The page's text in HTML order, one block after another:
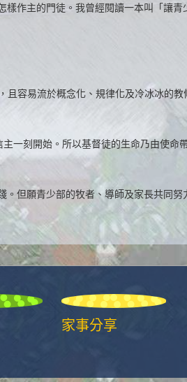
樣作主的門徒。我曾經閱讀一本叫「讓青
且容易流於概念化、規律化及冷冰冰的教
一刻開始。所以基督徒的生命乃由使命
。但願青少部的牧者、導師及家長共同努
家事分享